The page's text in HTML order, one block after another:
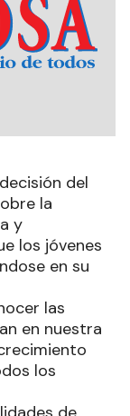
del
la
y
los jóvenes
en su
las
en nuestra
los